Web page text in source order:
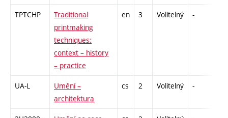
TPTCHP
Traditional
printmaking
techniques:
context – history
– practice
en 3 Volitelný -
UA-L
Umění –
architektura
cs 2 Volitelný -